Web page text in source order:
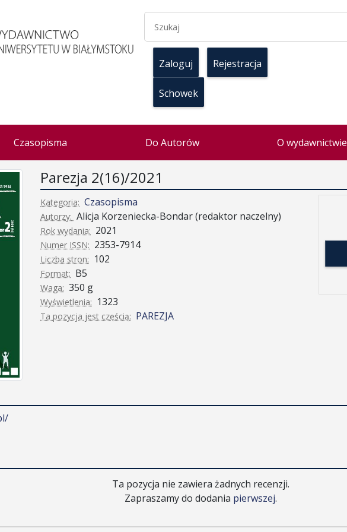
Zaloguj Rejestracja
Schowek
Czasopisma Do Autorów O wydawnictwie
Parezja 2(16)/2021
Kategoria: Czasopisma
Autorzy: Alicja Korzeniecka-Bondar (redaktor naczelny)
Rok wydania: 2021
Numer ISSN: 2353-7914
Liczba stron: 102
Format: B5
Waga: 350 g
Wyświetlenia: 1323
Ta pozycja jest częścią: PAREZJA
Ta pozycja nie zawiera żadnych recenzji.
Zapraszamy do dodania pierwszej.